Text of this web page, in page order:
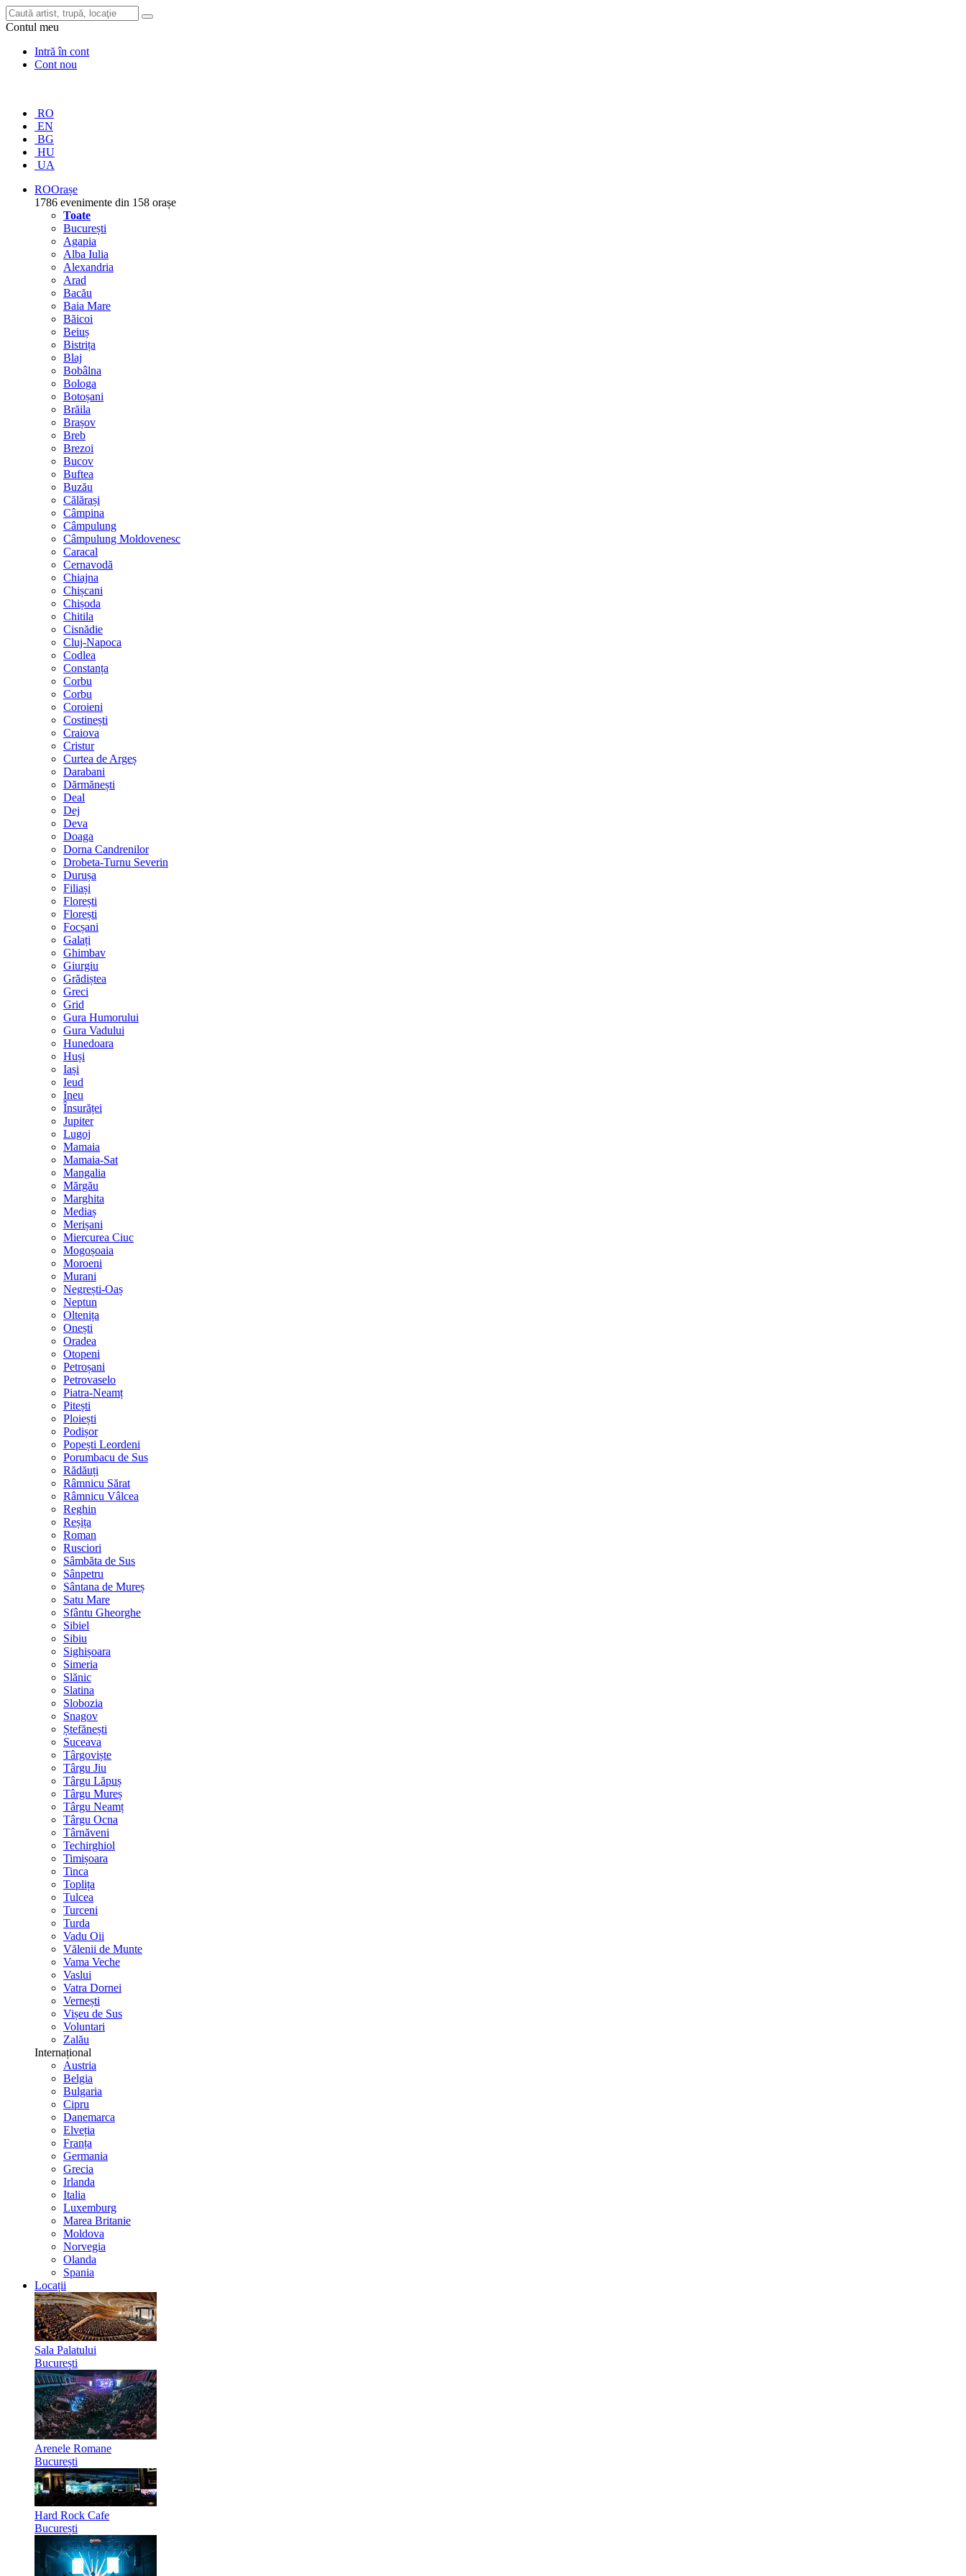
Contul meu
Intră în cont
Cont nou
RO
EN
BG
HU
UA
ROOrașe
1786 evenimente din 158 orașe
Toate
București
Agapia
Alba Iulia
Alexandria
Arad
Bacău
Baia Mare
Băicoi
Beiuș
Bistrița
Blaj
Bobâlna
Bologa
Botoșani
Brăila
Brașov
Breb
Brezoi
Bucov
Buftea
Buzău
Călărași
Câmpina
Câmpulung
Câmpulung Moldovenesc
Caracal
Cernavodă
Chiajna
Chișcani
Chișoda
Chitila
Cisnădie
Cluj-Napoca
Codlea
Constanța
Corbu
Corbu
Coroieni
Costinești
Craiova
Cristur
Curtea de Argeș
Darabani
Dărmănești
Deal
Dej
Deva
Doaga
Dorna Candrenilor
Drobeta-Turnu Severin
Durușa
Filiași
Florești
Florești
Focșani
Galați
Ghimbav
Giurgiu
Grădiștea
Greci
Grid
Gura Humorului
Gura Vadului
Hunedoara
Huși
Iași
Ieud
Ineu
Însurăței
Jupiter
Lugoj
Mamaia
Mamaia-Sat
Mangalia
Mărgău
Marghita
Mediaș
Merișani
Miercurea Ciuc
Mogoșoaia
Moroeni
Murani
Negrești-Oaș
Neptun
Oltenița
Onești
Oradea
Otopeni
Petroșani
Petrovaselo
Piatra-Neamț
Pitești
Ploiești
Podișor
Popești Leordeni
Porumbacu de Sus
Rădăuți
Râmnicu Sărat
Râmnicu Vâlcea
Reghin
Reșița
Roman
Rusciori
Sâmbăta de Sus
Sânpetru
Sântana de Mureș
Satu Mare
Sfântu Gheorghe
Sibiel
Sibiu
Sighișoara
Simeria
Slănic
Slatina
Slobozia
Snagov
Ștefănești
Suceava
Târgoviște
Târgu Jiu
Târgu Lăpuș
Târgu Mureș
Târgu Neamț
Târgu Ocna
Târnăveni
Techirghiol
Timișoara
Tinca
Toplița
Tulcea
Turceni
Turda
Vadu Oii
Vălenii de Munte
Vama Veche
Vaslui
Vatra Dornei
Vernești
Vișeu de Sus
Voluntari
Zalău
Internațional
Austria
Belgia
Bulgaria
Cipru
Danemarca
Elveția
Franța
Germania
Grecia
Irlanda
Italia
Luxemburg
Marea Britanie
Moldova
Norvegia
Olanda
Spania
Locații
Sala Palatului
București
Arenele Romane
București
Hard Rock Cafe
București